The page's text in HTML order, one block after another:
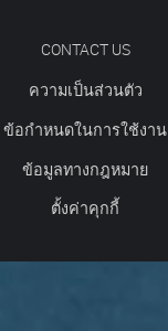
CONTACT US
ความเป็นส่วนตัว
ข้อกำหนดในการใช้งาน
ข้อมูลทางกฎหมาย
ตั้งค่าคุกกี้